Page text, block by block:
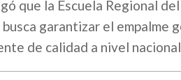
que la Escuela Regional
garantizar el empalme
de calidad a nivel